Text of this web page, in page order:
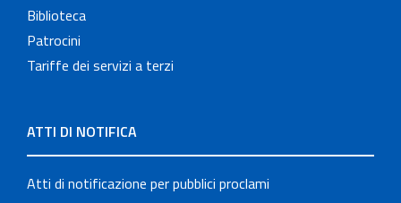
Biblioteca
Patrocini
Tariffe dei servizi a terzi
ATTI DI NOTIFICA
Atti di notificazione per pubblici proclami